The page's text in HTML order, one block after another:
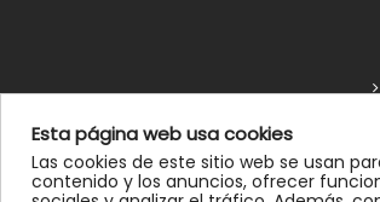
Esta página web usa cookies
Las cookies de este sitio web se usan
contenido y los anuncios, ofrecer